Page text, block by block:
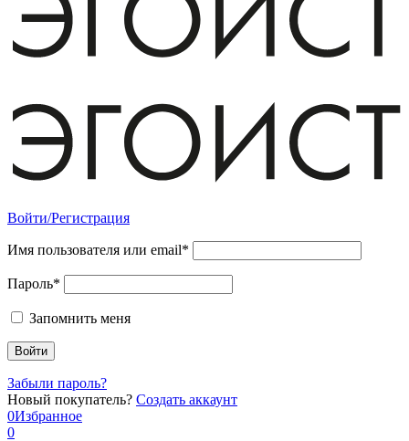
Войти/Регистрация
Имя пользователя или email*
Пароль*
Запомнить меня
Забыли пароль?
Новый покупатель? Создать аккаунт
0Избранное
0